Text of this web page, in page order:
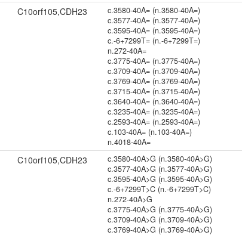
C10orf105,CDH23
c.3580-40A= (n.3580-40A=)
c.3577-40A= (n.3577-40A=)
c.3595-40A= (n.3595-40A=)
c.-6+7299T= (n.-6+7299T=)
n.272-40A=
c.3775-40A= (n.3775-40A=)
c.3709-40A= (n.3709-40A=)
c.3769-40A= (n.3769-40A=)
c.3715-40A= (n.3715-40A=)
c.3640-40A= (n.3640-40A=)
c.3235-40A= (n.3235-40A=)
c.2593-40A= (n.2593-40A=)
c.103-40A= (n.103-40A=)
n.4018-40A=
C10orf105,CDH23
c.3580-40A>G (n.3580-40A>G)
c.3577-40A>G (n.3577-40A>G)
c.3595-40A>G (n.3595-40A>G)
c.-6+7299T>C (n.-6+7299T>C)
n.272-40A>G
c.3775-40A>G (n.3775-40A>G)
c.3709-40A>G (n.3709-40A>G)
c.3769-40A>G (n.3769-40A>G)